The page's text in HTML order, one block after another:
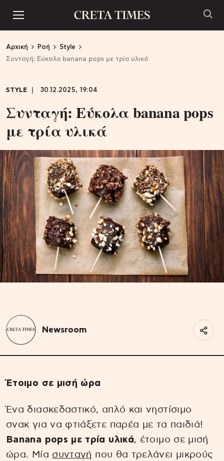
Αρχική Ροή
Style
Συνταγή: Εύκολα banana pops με τρία υλικά
STYLE 30.12.2025, 19:04
Συνταγή: Εύκολα banana pops
με τρία υλικά
Newsroom
Έτοιμο σε μισή ώρα
Ένα διασκεδαστικό, απλό και νηστίσιμο
σνακ για να φτιάξετε παρέα με τα παιδιά!
Banana pops με τρία υλικά, έτοιμο σε μισή
ώρα. Μία συνταγή που θα τρελάνει μικρούς